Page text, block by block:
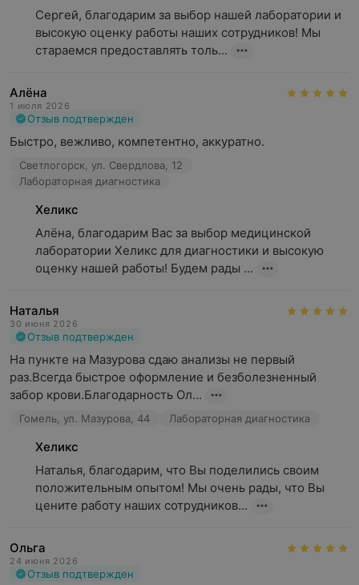
Сергей, благодарим за выбор нашей лаборатории и
высокую оценку работы наших сотрудников! Мы
стараемся предоставлять толь...
Алёна
1 июля 2026
Отзыв подтвержден
Быстро, вежливо, компетентно, аккуратно.
Светлогорск, ул. Свердлова, 12
Лабораторная диагностика
Хеликс
Алёна, благодарим Вас за выбор медицинской
лаборатории Хеликс для диагностики и высокую
оценку нашей работы! Будем рады ...
Наталья
30 июня 2026
Отзыв подтвержден
На пункте на Мазурова сдаю анализы не первый
раз.Всегда быстрое оформление и безболезненный
забор крови.Благодарность Ол...
Гомель, ул. Мазурова, 44 Лабораторная диагностика
Хеликс
Наталья, благодарим, что Вы поделились своим
положительным опытом! Мы очень рады, что Вы
цените работу наших сотрудников...
Ольга
24 июня 2026
Отзыв подтвержден